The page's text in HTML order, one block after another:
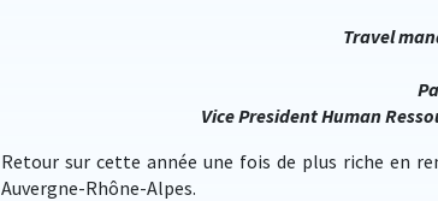
Travel
Vice President Human
Retour sur cette année une fois de plus riche en
Auvergne-Rhône-Alpes.